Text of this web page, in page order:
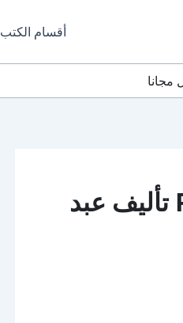
أقسام الكتب
تحميل كتاب كتاب البديع البديع في البديع PDF تأليف عبد